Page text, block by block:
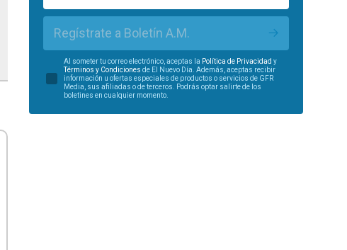
Regístrate a Boletín A.M.
Al someter tu correo electrónico, aceptas la Política de Privacidad y
Términos y Condiciones de El Nuevo Día. Además, aceptas recibir
información u ofertas especiales de productos o servicios de GFR
Media, sus afiliadas o de terceros. Podrás optar salirte de los
boletines en cualquier momento.